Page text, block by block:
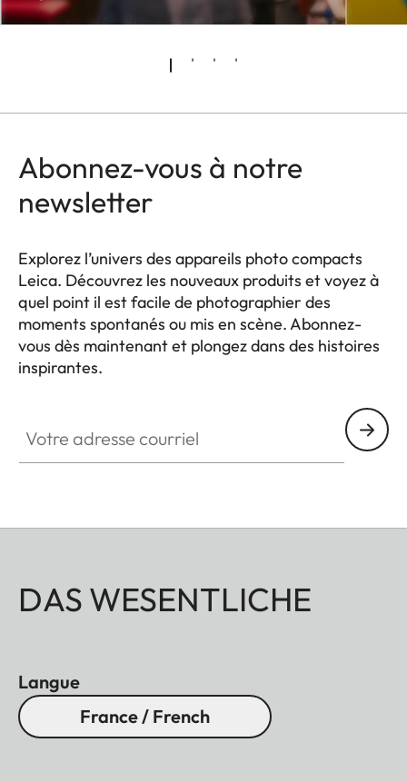
Abonnez-vous à notre
newsletter
Explorez l’univers des appareils photo compacts
Leica. Découvrez les nouveaux produits et voyez à
quel point il est facile de photographier des
moments spontanés ou mis en scène. Abonnez-
vous dès maintenant et plongez dans des histoires
inspirantes.
DAS WESENTLICHE
Langue
France / French